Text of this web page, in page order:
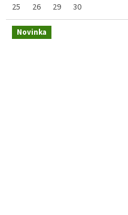
25
26 29 30
Novinka